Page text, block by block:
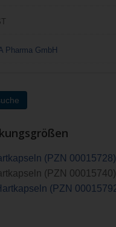
Pharma GmbH
(PZN 00015728)
(PZN 00015740)
(PZN